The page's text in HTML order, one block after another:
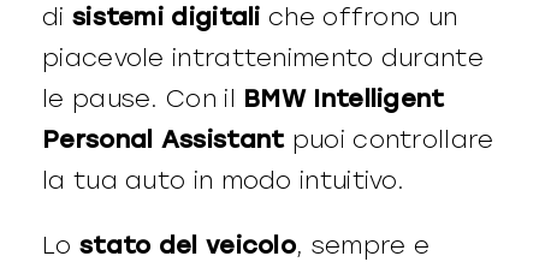
di sistemi digitali che offrono un
piacevole intrattenimento durante
le pause. Con il BMW Intelligent
Personal Assistantpuoi controllare
la tua auto in modo intuitivo.
Lo stato del veicolo, sempre e